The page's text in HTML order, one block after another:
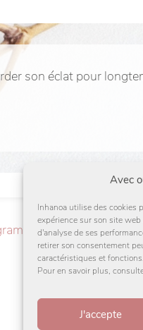
Avec
Inhanoa utilise des cookies
expérience sur son site
d'analyse de ses
retirer son consentement
caractéristiques et fonctions.
Pour en savoir plus,
J'accepte
son éclat pour